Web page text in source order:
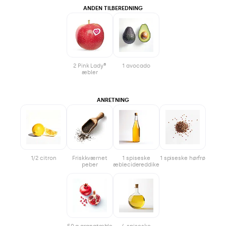
ANDEN TILBEREDNING
2 Pink Lady®
æbler
1 avocado
ANRETNING
1/2 citron
Friskkværnet
peber
1 spiseske
æblecidereddike
1 spiseske hørfrø